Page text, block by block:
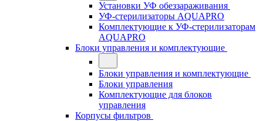
Установки УФ обеззараживания
УФ-стерилизаторы AQUAPRO
Комплектующие к УФ-стерилизаторам
AQUAPRO
Блоки управления и комплектующие
Блоки управления и комплектующие
Блоки управления
Комплектующие для блоков
управления
Корпусы фильтров